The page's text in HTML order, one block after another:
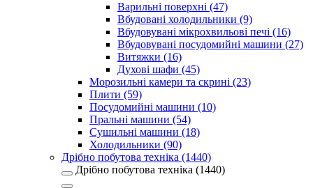
Варильні поверхні (47)
Вбудовані холодильники (9)
Вбудовувані мікрохвильові печі (16)
Вбудовувані посудомийні машини (27)
Витяжки (16)
Духові шафи (45)
Морозильні камери та скрині (23)
Плити (59)
Посудомийні машини (10)
Пральні машини (54)
Сушильні машини (18)
Холодильники (90)
Дрібно побутова техніка (1440)
Дрібно побутова техніка (1440)